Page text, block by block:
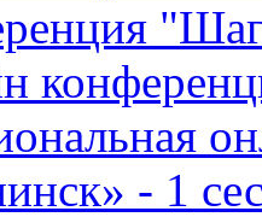
- 1